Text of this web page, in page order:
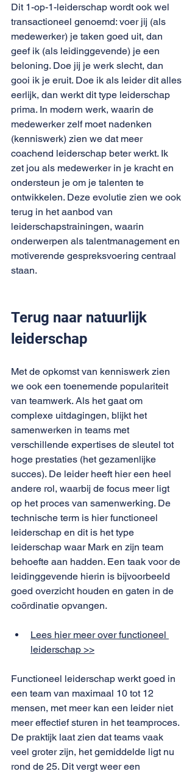
Dit 1-op-1-leiderschap wordt ook wel
transactioneel genoemd: voer jij (als
medewerker) je taken goed uit, dan
geef ik (als leidinggevende) je een
beloning. Doe jij je werk slecht, dan
gooi ik je eruit. Doe ik als leider dit alles
eerlijk, dan werkt dit type leiderschap
prima. In modern werk, waarin de
medewerker zelf moet nadenken
(kenniswerk) zien we dat meer
coachend leiderschap beter werkt. Ik
zet jou als medewerker in je kracht en
ondersteun je om je talenten te
ontwikkelen. Deze evolutie zien we ook
terug in het aanbod van
leiderschapstrainingen, waarin
onderwerpen als talentmanagement en
motiverende gespreksvoering centraal
staan.
Terug naar natuurlijk
leiderschap
Met de opkomst van kenniswerk zien
we ook een toenemende populariteit
van teamwerk. Als het gaat om
complexe uitdagingen, blijkt het
samenwerken in teams met
verschillende expertises de sleutel tot
hoge prestaties (het gezamenlijke
succes). De leider heeft hier een heel
andere rol, waarbij de focus meer ligt
op het proces van samenwerking. De
technische term is hier functioneel
leiderschap en dit is het type
leiderschap waar Mark en zijn team
behoefte aan hadden. Een taak voor de
leidinggevende hierin is bijvoorbeeld
goed overzicht houden en gaten in de
coördinatie opvangen.
Lees hier meer over functioneel
leiderschap >>
Functioneel leiderschap werkt goed in
een team van maximaal 10 tot 12
mensen, met meer kan een leider niet
meer effectief sturen in het teamproces.
De praktijk laat zien dat teams vaak
veel groter zijn, het gemiddelde ligt nu
rond de 25. Dit vergt weer een